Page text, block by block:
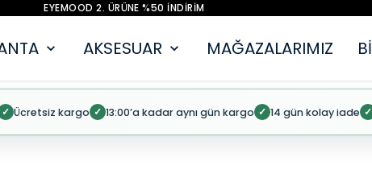
EYEMOOD 2. ÜRÜNE %50 İNDİRİM
AKSESUAR MAĞAZALARIMIZ
✓ Ücretsiz kargo ✓ 13:00’a kadar aynı gün kargo ✓ 14 gün kolay iade ✓